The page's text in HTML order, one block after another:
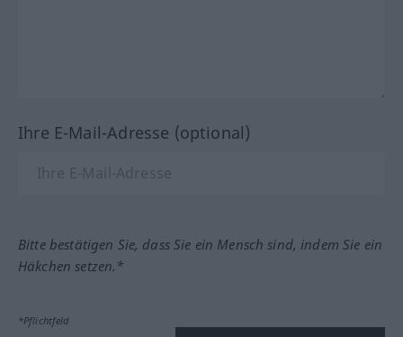
Ihre E-Mail-Adresse (optional)
Bitte bestätigen Sie, dass Sie ein Mensch sind, indem Sie ein
Häkchen setzen.*
*Pflichtfeld